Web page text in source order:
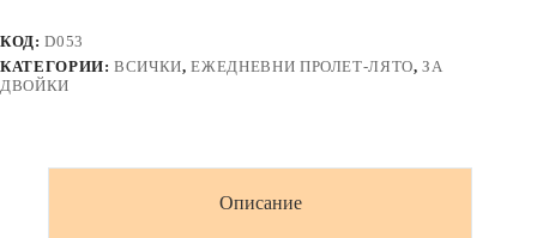
с
джоб
*HAWAII*
КОД:D053
КАТЕГОРИИ:ВСИЧКИ,ЕЖЕДНЕВНИ ПРОЛЕТ-ЛЯТО,ЗА
ДВОЙКИ
Описание